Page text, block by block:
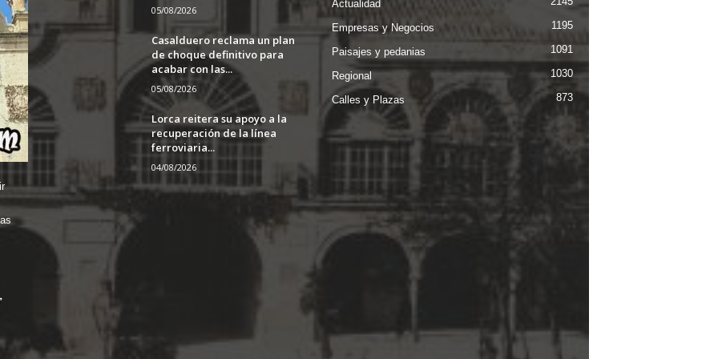
05/08/2026
Casalduero reclama un plan
de choque definitivo para
acabar con las...
05/08/2026
Lorca reitera su apoyo a la
recuperación de la línea
ferroviaria...
04/08/2026
Actualidad
Empresas y Negocios 1195
Paisajes y pedanias 1091
Regional 1030
Calles y Plazas 873